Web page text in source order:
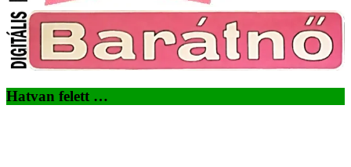
Hatvan felett …